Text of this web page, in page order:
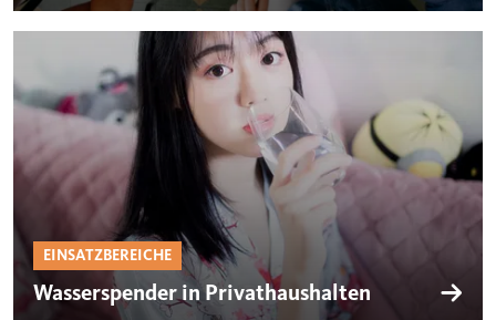
EINSATZBEREICHE
Wasserspender in Privathaushalten